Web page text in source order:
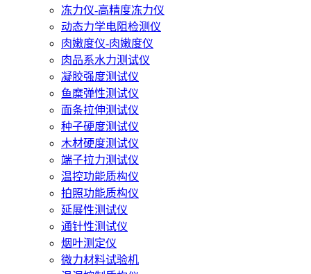
冻力仪-高精度冻力仪
动态力学电阻检测仪
肉嫩度仪-肉嫩度仪
肉品系水力测试仪
凝胶强度测试仪
鱼糜弹性测试仪
面条拉伸测试仪
种子硬度测试仪
木材硬度测试仪
端子拉力测试仪
温控功能质构仪
拍照功能质构仪
延展性测试仪
通针性测试仪
烟叶测定仪
微力材料试验机